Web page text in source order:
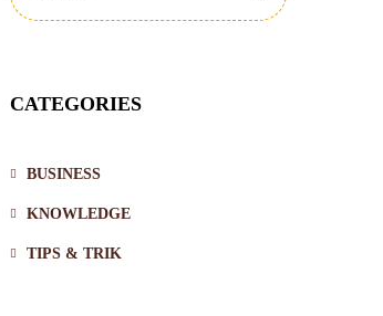
CATEGORIES
BUSINESS
KNOWLEDGE
TIPS & TRIK